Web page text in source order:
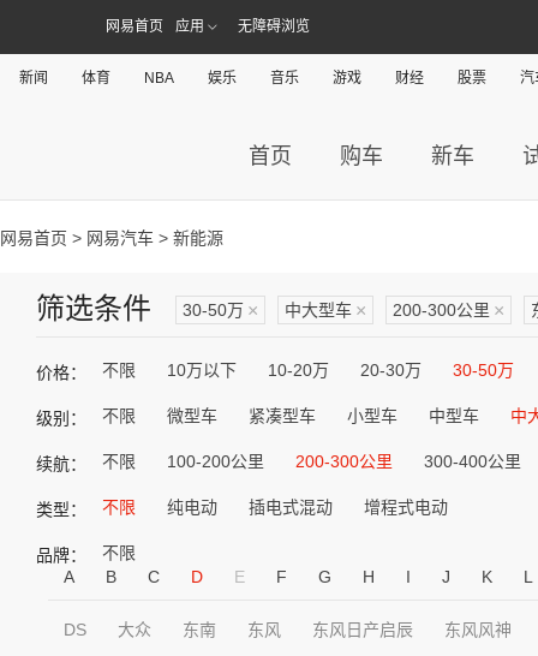
网易首页 应用 无障碍浏览
新闻 体育 NBA 娱乐 音乐 游戏 财经 股票 汽
首页 购车 新车
网易首页 > 网易汽车 > 新能源
筛选条件 30-50万 × 中大型车 × 200-300公里 ×
价格： 不限 10万以下 10-20万 20-30万 30-50万
级别： 不限 微型车 紧凑型车 小型车 中型车 中
续航： 不限 100-200公里 200-300公里 300-400公里
类型： 不限 纯电动 插电式混动 增程式电动
品牌：
不限
A
B C D E F G H I J K L
DS 大众 东南 东风 东风日产启辰 东风风神